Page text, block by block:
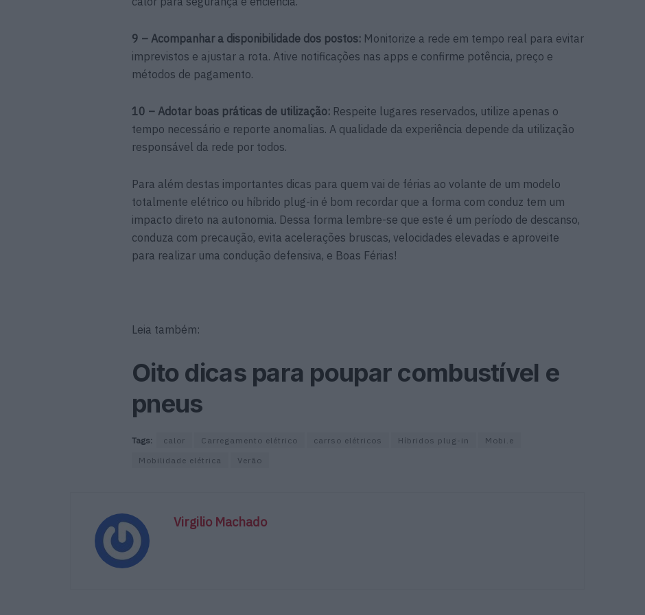
9 – Acompanhar a disponibilidade dos postos: Monitorize a rede em tempo real para evitar
imprevistos e ajustar a rota. Ative notificações nas apps e confirme potência, preço e
métodos de pagamento.
10 – Adotar boas práticas de utilização: Respeite lugares reservados, utilize apenas o
tempo necessário e reporte anomalias. A qualidade da experiência depende da utilização
responsável da rede por todos.
Para além destas importantes dicas para quem vai de férias ao volante de um modelo
totalmente elétrico ou híbrido plug-in é bom recordar que a forma com conduz tem um
impacto direto na autonomia. Dessa forma lembre-se que este é um período de descanso,
conduza com precaução, evita acelerações bruscas, velocidades elevadas e aproveite
para realizar uma condução defensiva, e Boas Férias!
Leia também:
Oito dicas para poupar combustível e
pneus
Tags: calor Carregamento elétrico carrso elétricos Híbridos plug-in
Mobi.e
Mobilidade elétrica
Verão
Virgilio Machado